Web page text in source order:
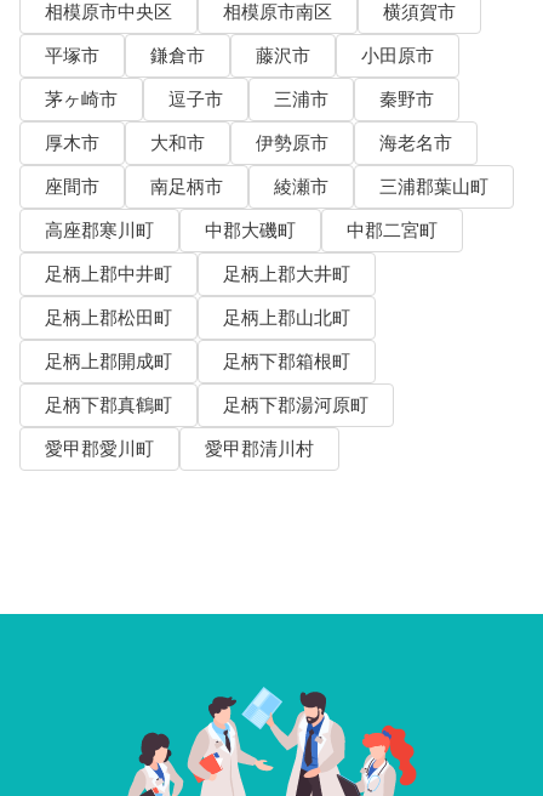
相模原市中央区
相模原市南区
横須賀市
平塚市
鎌倉市 藤沢市
小田原市
茅ヶ崎市
逗子市 三浦市
秦野市
厚木市
大和市 伊勢原市
海老名市
座間市
南足柄市 綾瀬市
三浦郡葉山町
高座郡寒川町
中郡大磯町
中郡二宮町
足柄上郡中井町
足柄上郡大井町
足柄上郡松田町
足柄上郡山北町
足柄上郡開成町
足柄下郡箱根町
足柄下郡真鶴町
足柄下郡湯河原町
愛甲郡愛川町
愛甲郡清川村